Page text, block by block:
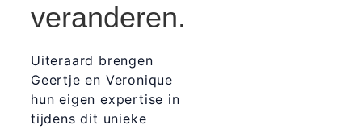
veranderen.
Uiteraard brengen
Geertje en Veronique
hun eigen expertise in
tijdens dit unieke